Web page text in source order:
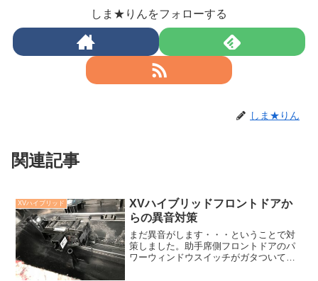
しま★りんをフォローする
しま★りん
関連記事
XVハイブリッド
XVハイブリッドフロントドアか
らの異音対策
まだ異音がします・・・ということで対
策しました。助手席側フロントドアのパ
ワーウィンドウスイッチがガタついてい